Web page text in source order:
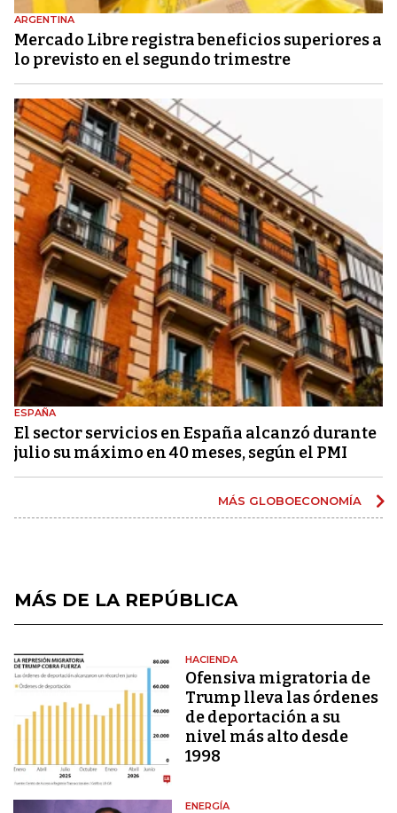
ARGENTINA
Mercado Libre registra beneficios superiores a
lo previsto en el segundo trimestre
ESPAÑA
El sector servicios en España alcanzó durante
julio su máximo en 40 meses, según el PMI
MÁS GLOBOECONOMÍA
MÁS DE LA REPÚBLICA
HACIENDA
Ofensiva migratoria de
Trump lleva las órdenes
de deportación a su
nivel más alto desde
1998
ENERGÍA